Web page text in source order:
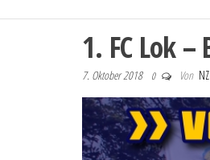
1. FC Lok
7. Oktober 2018 0 Von